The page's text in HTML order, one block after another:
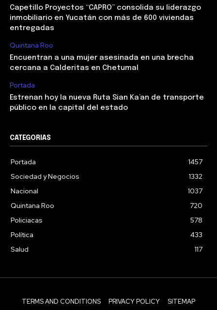
Capetillo Proyectos “CAPRO” consolida su liderazgo
inmobiliario en Yucatán con más de 600 viviendas
entregadas
Quintana Roo
Encuentran a una mujer asesinada en una brecha
cercana a Calderitas en Chetumal
Portada
Estrenan hoy la nueva Ruta Sian Ka’an de transporte
público en la capital del estado
CATEGORIAS
Portada
1457
Sociedad y Negocios
1332
Nacional
1037
Quintana Roo
720
Policiacas
578
Política
433
Salud
117
TERMS AND CONDITIONS PRIVACY POLICY SITEMAP